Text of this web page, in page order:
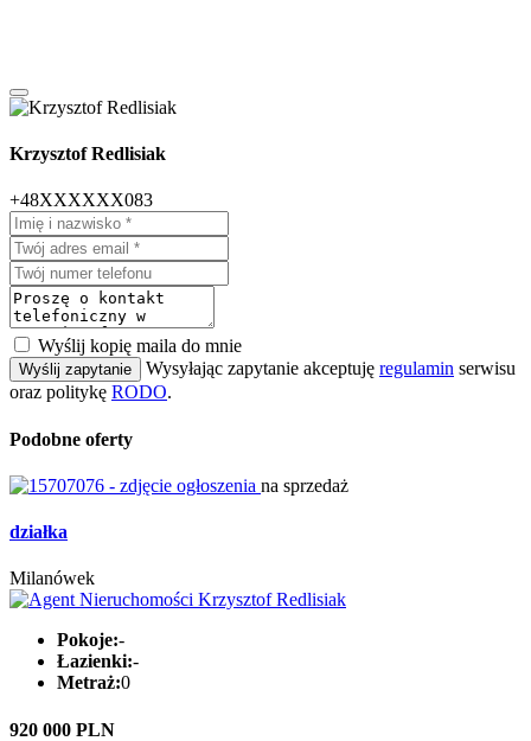
Krzysztof Redlisiak
+48XXXXXX083
Wyślij kopię maila do mnie
Wyślij zapytanie Wysyłając zapytanie akceptuję regulamin serwisu
oraz politykę RODO.
Podobne oferty
na sprzedaż
działka
Milanówek
Pokoje:-
Łazienki:-
Metraż:0
920 000 PLN